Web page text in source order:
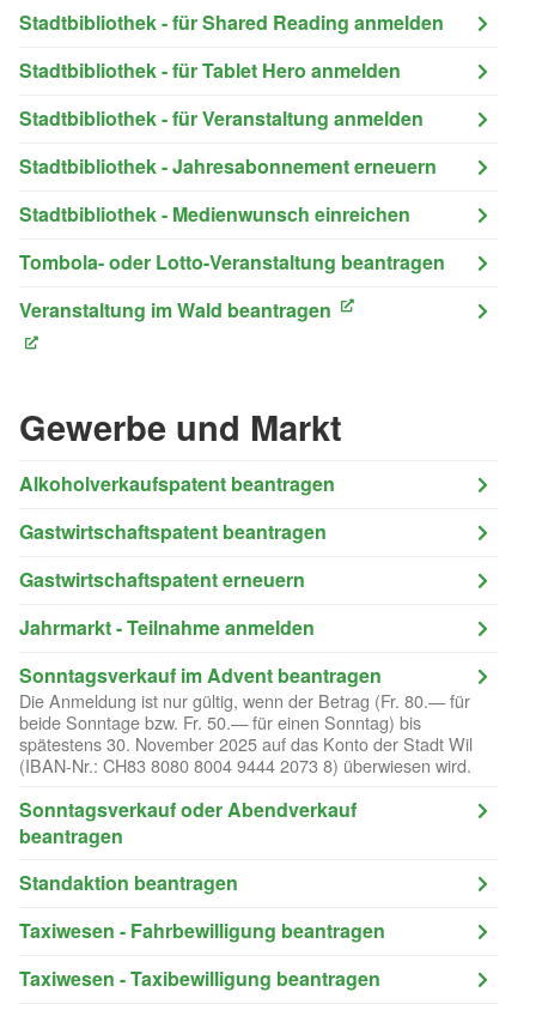
Stadtbibliothek - für Shared Reading anmelden
Stadtbibliothek - für Tablet Hero anmelden
Stadtbibliothek - für Veranstaltung anmelden
Stadtbibliothek - Jahresabonnement erneuern
Stadtbibliothek - Medienwunsch einreichen
Tombola- oder Lotto-Veranstaltung beantragen
Veranstaltung im Wald beantragen
(External Link)
Gewerbe und Markt
Alkoholverkaufspatent beantragen
Gastwirtschaftspatent beantragen
Gastwirtschaftspatent erneuern
Jahrmarkt - Teilnahme anmelden
Sonntagsverkauf im Advent beantragen
Die Anmeldung ist nur gültig, wenn der Betrag (Fr. 80.— für
beide Sonntage bzw. Fr. 50.— für einen Sonntag) bis
spätestens 30. November 2025 auf das Konto der Stadt Wil
(IBAN-Nr.: CH83 8080 8004 9444 2073 8) überwiesen wird.
Sonntagsverkauf oder Abendverkauf
beantragen
Standaktion beantragen
Taxiwesen - Fahrbewilligung beantragen
Taxiwesen - Taxibewilligung beantragen